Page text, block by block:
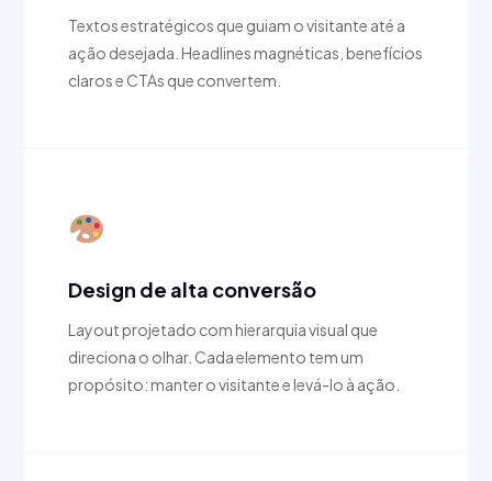
Textos estratégicos que guiam o visitante até a
ação desejada. Headlines magnéticas, benefícios
claros e CTAs que convertem.
Design de alta conversão
Layout projetado com hierarquia visual que
direciona o olhar. Cada elemento tem um
propósito: manter o visitante e levá-lo à ação.